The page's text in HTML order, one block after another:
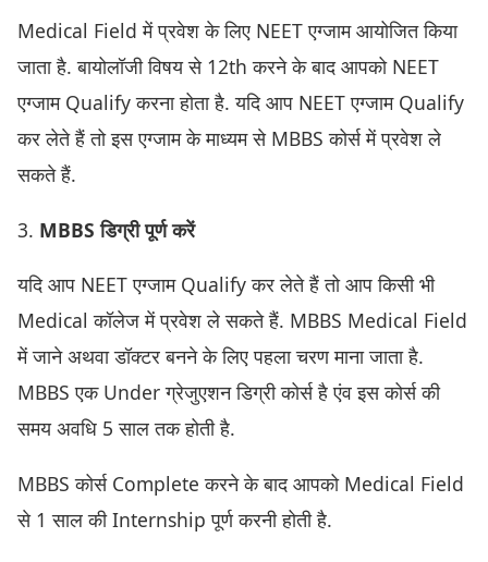
Medical Field में प्रवेश के लिए NEET एग्जाम आयोजित किया
जाता है. बायोलॉजी विषय से 12th करने के बाद आपको NEET
एग्जाम Qualify करना होता है. यदि आप NEET एग्जाम Qualify
कर लेते हैं तो इस एग्जाम के माध्यम से MBBS कोर्स में प्रवेश ले
सकते हैं.
3. MBBS डिग्री पूर्ण करें
यदि आप NEET एग्जाम Qualify कर लेते हैं तो आप किसी भी
Medical कॉलेज में प्रवेश ले सकते हैं. MBBS Medical Field
में जाने अथवा डॉक्टर बनने के लिए पहला चरण माना जाता है.
MBBS एक Under ग्रेजुएशन डिग्री कोर्स है एंव इस कोर्स की
समय अवधि 5 साल तक होती है.
MBBS कोर्स Complete करने के बाद आपको Medical Field
से 1 साल की Internship पूर्ण करनी होती है.